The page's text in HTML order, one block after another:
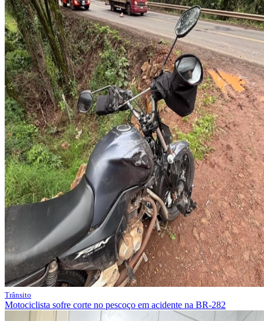
Trânsito
Motociclista sofre corte no pescoço em acidente na BR-282